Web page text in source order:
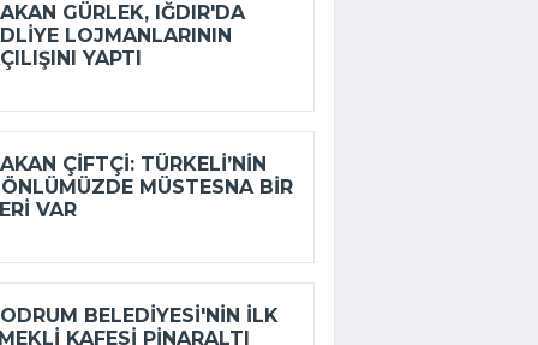
GÜRLEK, IĞDIR'DA
LOJMANLARININ
YAPTI
ÇIFTÇI: TÜRKELI’NIN
MÜSTESNA BIR
VAR
BELEDIYESI'NIN ILK
KAFESI PINARALTI